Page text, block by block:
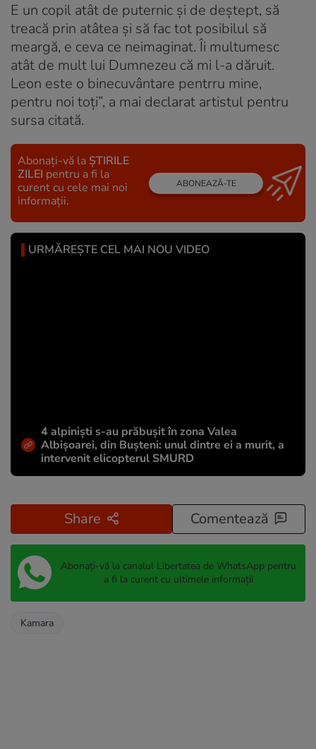
E un copil atât de puternic și de deștept, să
treacă prin atâtea și să fac tot posibilul să
meargă, e ceva ce neimaginat. Îi multumesc
atât de mult lui Dumnezeu că mi l-a dăruit.
Leon este o binecuvântare pentrru mine,
pentru noi toți”, a mai declarat artistul pentru
sursa citată.
Abonați-vă la ȘTIRILE
ZILEI pentru a fi la
curent cu cele mai noi
informații.
ABONEAZĂ-TE
URMĂREȘTE CEL MAI NOU VIDEO
4 alpiniști s-au prăbușit în zona Valea
Albișoarei, din Bușteni: unul dintre ei a murit, a
intervenit elicopterul SMURD
Share Comentează
Abonați-vă la canalul Libertatea de WhatsApp pentru
a fi la curent cu ultimele informații
Kamara